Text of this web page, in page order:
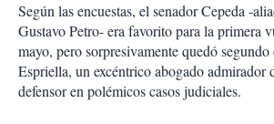
Según las encuestas, el senador Cepeda -
Gustavo Petro- era favorito para la primera
mayo, pero sorpresivamente quedó
Espriella, un excéntrico abogado
defensor en polémicos casos judiciales.